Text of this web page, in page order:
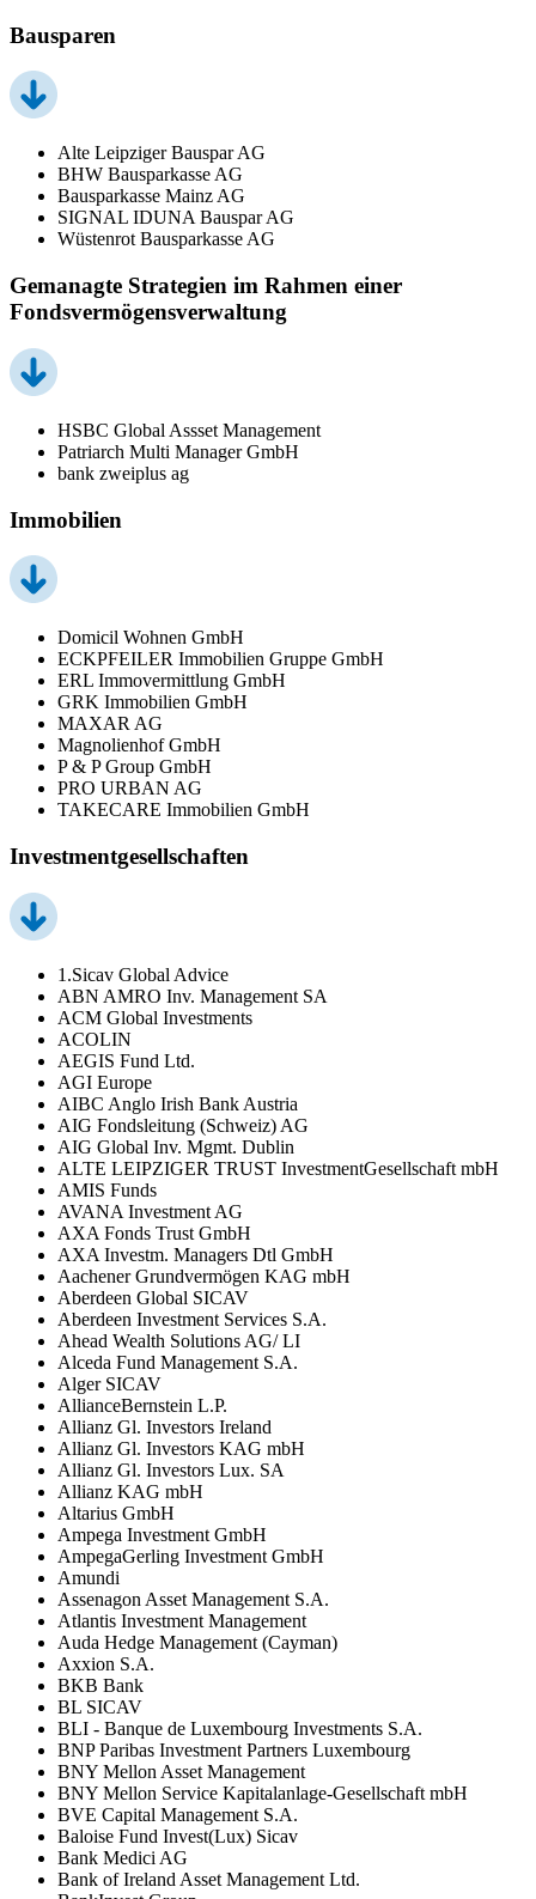
Bausparen
Alte Leipziger Bauspar AG
BHW Bausparkasse AG
Bausparkasse Mainz AG
SIGNAL IDUNA Bauspar AG
Wüstenrot Bausparkasse AG
Gemanagte Strategien im Rahmen einer
Fondsvermögensverwaltung
HSBC Global Assset Management
Patriarch Multi Manager GmbH
bank zweiplus ag
Immobilien
Domicil Wohnen GmbH
ECKPFEILER Immobilien Gruppe GmbH
ERL Immovermittlung GmbH
GRK Immobilien GmbH
MAXAR AG
Magnolienhof GmbH
P & P Group GmbH
PRO URBAN AG
TAKECARE Immobilien GmbH
Investmentgesellschaften
1.Sicav Global Advice
ABN AMRO Inv. Management SA
ACM Global Investments
ACOLIN
AEGIS Fund Ltd.
AGI Europe
AIBC Anglo Irish Bank Austria
AIG Fondsleitung (Schweiz) AG
AIG Global Inv. Mgmt. Dublin
ALTE LEIPZIGER TRUST InvestmentGesellschaft mbH
AMIS Funds
AVANA Investment AG
AXA Fonds Trust GmbH
AXA Investm. Managers Dtl GmbH
Aachener Grundvermögen KAG mbH
Aberdeen Global SICAV
Aberdeen Investment Services S.A.
Ahead Wealth Solutions AG/ LI
Alceda Fund Management S.A.
Alger SICAV
AllianceBernstein L.P.
Allianz Gl. Investors Ireland
Allianz Gl. Investors KAG mbH
Allianz Gl. Investors Lux. SA
Allianz KAG mbH
Altarius GmbH
Ampega Investment GmbH
AmpegaGerling Investment GmbH
Amundi
Assenagon Asset Management S.A.
Atlantis Investment Management
Auda Hedge Management (Cayman)
Axxion S.A.
BKB Bank
BL SICAV
BLI - Banque de Luxembourg Investments S.A.
BNP Paribas Investment Partners Luxembourg
BNY Mellon Asset Management
BNY Mellon Service Kapitalanlage-Gesellschaft mbH
BVE Capital Management S.A.
Baloise Fund Invest(Lux) Sicav
Bank Medici AG
Bank of Ireland Asset Management Ltd.